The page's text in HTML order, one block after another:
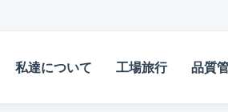
私達について 工場旅行 品質